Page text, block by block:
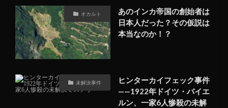
オカルト
あのインカ帝国の創始者は
日本人だった？その仮説は
本当なのか！？
未解決事件
ヒンターカイフェック事件
——1922年ドイツ・バイエ
ルン、一家6人惨殺の未解